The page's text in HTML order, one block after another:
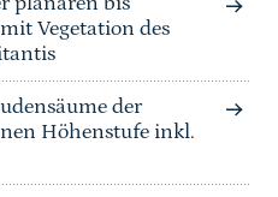
Vegetation des
der
Höhenstufe inkl.